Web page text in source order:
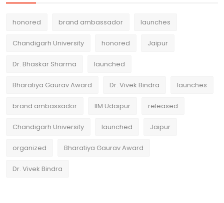
honored brand ambassador launches
Chandigarh University honored Jaipur
Dr. Bhaskar Sharma launched
Bharatiya Gaurav Award Dr. Vivek Bindra launches
brand ambassador IIM Udaipur released
Chandigarh University launched Jaipur
organized Bharatiya Gaurav Award
Dr. Vivek Bindra